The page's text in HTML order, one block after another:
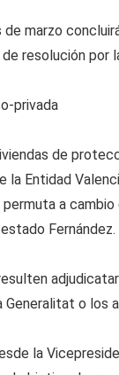
de marzo
resolución
privada
de
la Entidad
a
Fernández.
Generalitat o los
la